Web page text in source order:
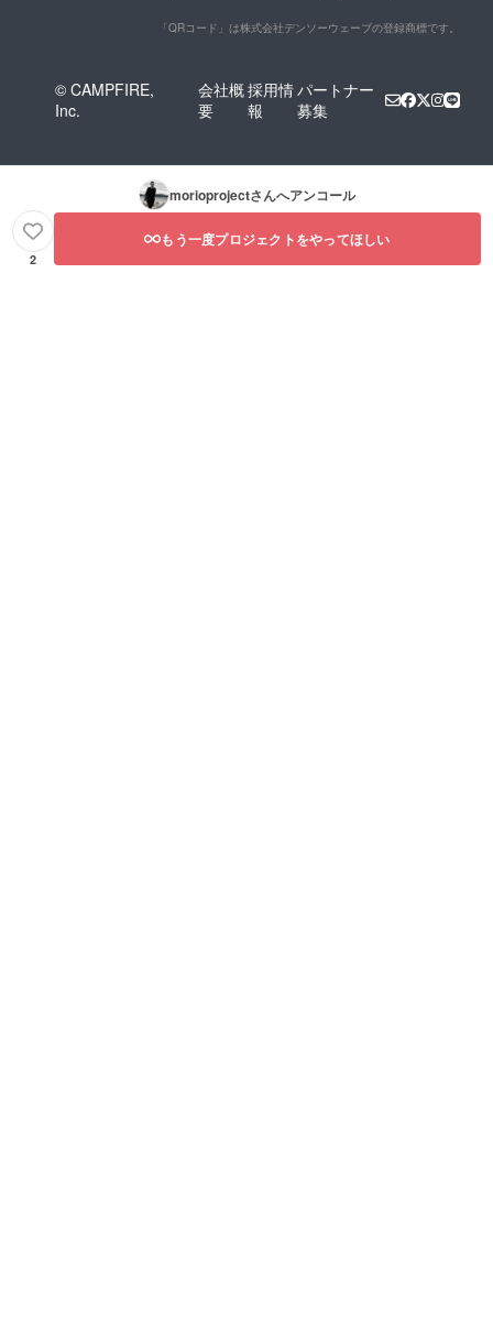
「QRコード」は株式会社デンソーウェーブの登録商標です。
© CAMPFIRE,
Inc.
会社概
要
採用情
報
パートナー
募集
morioprojectさんへアンコール
2
もう一度プロジェクトをやってほしい